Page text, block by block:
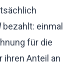
bezahlt: einmal
für die
ihren Anteil an